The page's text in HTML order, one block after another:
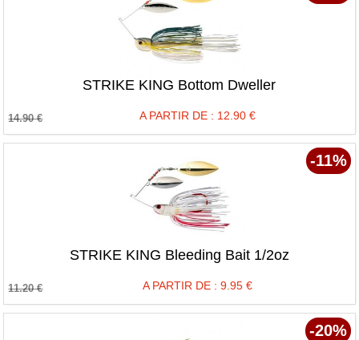
STRIKE KING Bottom Dweller
A PARTIR DE : 12.90€
14.90€
STRIKE KING Bleeding Bait 1/2oz
A PARTIR DE : 9.95€
11.20€
-11%
-20%